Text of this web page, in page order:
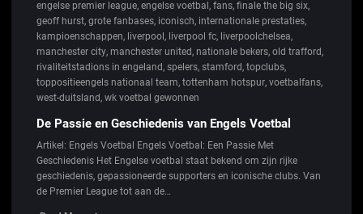
engelse premier league, engelse voetbal , fans, finale the big six,
geoff hurst, grote fanbases, iconisch, internationale prestaties,
kampioenschappen, liverpool , liverpool fc, liverpoolchelsea,
manchester city, manchester united, nationale bekers, old trafford,
rivaliteitstadions in engeland, spelers, stamford, topclubs,
toppositieengels nationaal team, tottenham hotspur, voetbalfans,
west-duitsland, wk voetbal gewonnen
De Passie en Geschiedenis van Engels Voetbal
Artikel: Engels Voetbal Engels Voetbal: Een Passie Met
Geschiedenis Het Engelse voetbal staat bekend om zijn rijke
geschiedenis, gepassioneerde supporters en iconische clubs. Van
de Premier League tot aan de…